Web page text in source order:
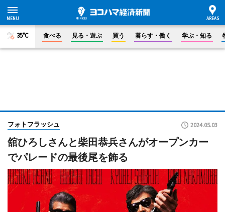
35°C 食べる 見る・遊ぶ 買う 暮らす・働く 学ぶ・知る
フォトフラッシュ 2024.05.03
舘ひろしさんと柴田恭兵さんがオープンカー
でパレードの最後尾を飾る